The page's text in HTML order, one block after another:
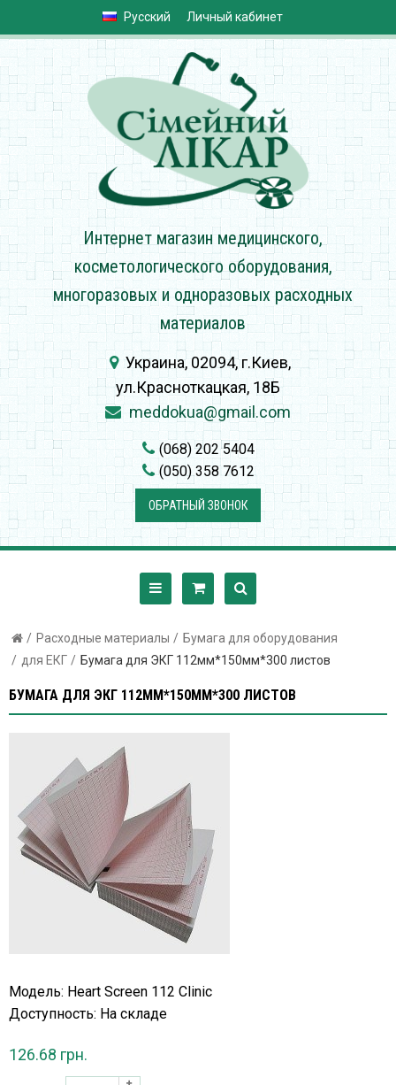
Русский Личный кабинет
Интернет магазин медицинского,
косметологического оборудования,
многоразовых и одноразовых расходных
материалов
Украина, 02094, г.Киев,
ул.Красноткацкая, 18Б
meddokua@gmail.com
(068) 202 5404
(050) 358 7612
ОБРАТНЫЙ ЗВОНОК
Расходные материалы
Бумага для оборудования
для ЕКГ
Бумага для ЭКГ 112мм*150мм*300 листов
БУМАГА ДЛЯ ЭКГ 112ММ*150ММ*300 ЛИСТОВ
Модель: Heart Screen 112 Clinic
Доступность: На складе
126.68 грн.